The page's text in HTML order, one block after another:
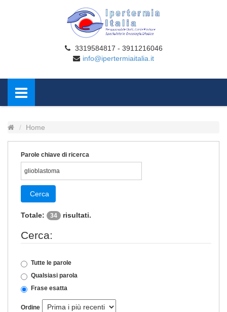
3319584817 - 3911216046
info@ipertermiaitalia.it
Home
Parole chiave di ricerca
Cerca
Totale: 34 risultati.
Cerca:
Tutte le parole
Qualsiasi parola
Frase esatta
Ordine